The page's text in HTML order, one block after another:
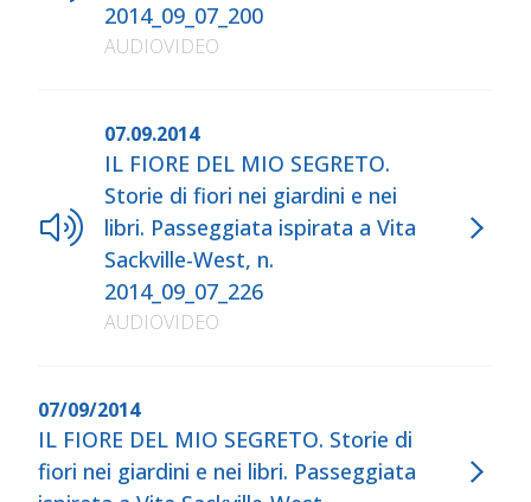
2014_09_07_200
AUDIOVIDEO
07.09.2014
IL FIORE DEL MIO SEGRETO.
Storie di fiori nei giardini e nei
libri. Passeggiata ispirata a Vita
Sackville-West, n.
2014_09_07_226
AUDIOVIDEO
07/09/2014
IL FIORE DEL MIO SEGRETO. Storie di
fiori nei giardini e nei libri. Passeggiata